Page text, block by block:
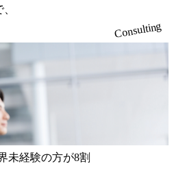
木健仁氏：新卒でベイカレン
ーを経てXspearに参画 - 梶田
界における戦略策定、DX戦略立
を持ち、メディア・エンタメ業
NFT等の新規事業立案を得意と
ンチュア出身。金融業界を中
業立案、組織変革、規制対応等
する。 - 天野 善仁氏：19卒Pw
マネージャー 社員インタビュー
career/interviews/) 戦略だけの
ル業界の風雲児に聞く。“これ
www.businessinsider.jp/articl
Xspear Consultingがえるぼし認定
、月単位の決められた労働時
時刻を社員の自己裁量に委
を図りながら効率的に働くこと
みの完全週休2日制 2025年度の
夏季9日、年末年始9日） 有給
の場合）で、入社日に付与さ
日数は、翌年度に繰り越すこと
事由により取得可能日数は異な
を取得できます。 リフレッシ
続年数ごとに、連続5日のリフレ
。 【育児や子の看護、介護など
小学校1年修了時の3月31日まで
員※期間：通算3年間 短時間勤
Consulting
未経験の方が8割